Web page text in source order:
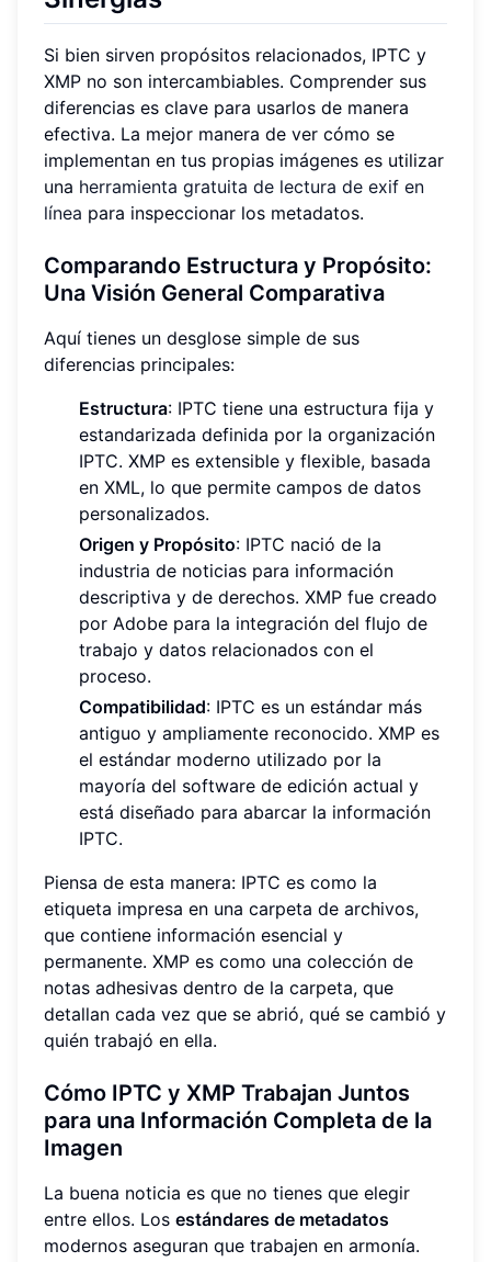
Si bien sirven propósitos relacionados, IPTC y
XMP no son intercambiables. Comprender sus
diferencias es clave para usarlos de manera
efectiva. La mejor manera de ver cómo se
implementan en tus propias imágenes es utilizar
una herramienta gratuita de lectura de exif en
línea para inspeccionar los metadatos.
Comparando Estructura y Propósito:
Una Visión General Comparativa
Aquí tienes un desglose simple de sus
diferencias principales:
Estructura: IPTC tiene una estructura fija y
estandarizada definida por la organización
IPTC. XMP es extensible y flexible, basada
en XML, lo que permite campos de datos
personalizados.
Origen y Propósito: IPTC nació de la
industria de noticias para información
descriptiva y de derechos. XMP fue creado
por Adobe para la integración del flujo de
trabajo y datos relacionados con el
proceso.
Compatibilidad: IPTC es un estándar más
antiguo y ampliamente reconocido. XMP es
el estándar moderno utilizado por la
mayoría del software de edición actual y
está diseñado para abarcar la información
IPTC.
Piensa de esta manera: IPTC es como la
etiqueta impresa en una carpeta de archivos,
que contiene información esencial y
permanente. XMP es como una colección de
notas adhesivas dentro de la carpeta, que
detallan cada vez que se abrió, qué se cambió y
quién trabajó en ella.
Cómo IPTC y XMP Trabajan Juntos
para una Información Completa de la
Imagen
La buena noticia es que no tienes que elegir
entre ellos. Los estándares de metadatos
modernos aseguran que trabajen en armonía.